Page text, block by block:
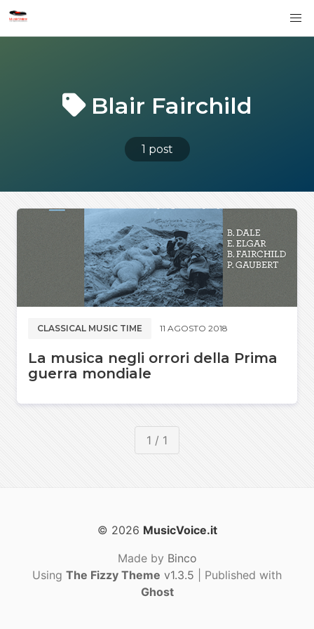
Blair Fairchild
1 post
CLASSICAL MUSIC TIME 11 AGOSTO 2018
La musica negli orrori della Prima
guerra mondiale
1 / 1
© 2026 MusicVoice.it
Made by Binco
Using The Fizzy Theme v1.3.5 | Published with
Ghost